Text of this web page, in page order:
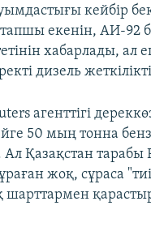
кейбір
екенін, АИ-92
хабарлады, ал
дизель
агенттігі
50 мың тонна
Ал Қазақстан тарабы
жоқ, сұраса